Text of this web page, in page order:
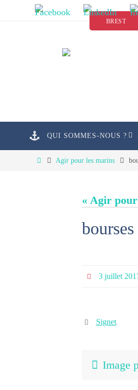
BREST
QUI SOMMES-NOUS ?
HomeAgir pour les marins
« Agir
bourses
3 juillet
Signet.
Image